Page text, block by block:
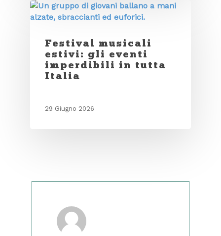
Festival musicali
estivi: gli eventi
imperdibili in tutta
Italia
29 Giugno 2026